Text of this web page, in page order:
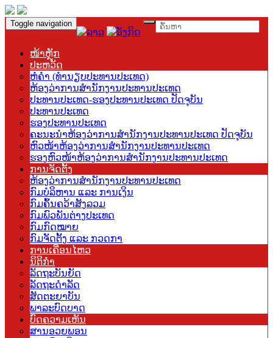
Toggle navigation
ໜ້າຫຼັກ
ປະຫວັດ
ຫໍຄຳ (ທຳນຽບປະທານປະເທດ)
ຫ້ອງວ່າການສຳນັກງານປະທານປະເທດ
ປະທານປະເທດ-ຮອງປະທານປະເທດ ປັດຈຸບັນ
ປະທານປະເທດ
ຮອງປະທານປະເທດ
ຄະນະນຳຫ້ອງວ່າການສຳນັກງານປະທານປະເທດ ປັດຈຸບັນ
ຫົວໜ້າຫ້ອງວ່າການສຳນັກງານປະທານປະເທດ
ຮອງຫົວໜ້າຫ້ອງວ່າການສຳນັກງານປະທານປະເທດ
ການຈັດຕັ້ງ
ຫ້ອງວ່າການສຳນັກງານປະທານປະເທດ
ກົມບໍລິຫານ ແລະ ການເງິນ
ກົມຄົ້ນຄວ້າສັງລວມ
ກົມພົວພັນຕ່າງປະເທດ
ກົມກົດໝາຍ
ກົມຈັດຕັ້ງ ແລະ ກວດກາ
ການເຄື່ອນໄຫວ
ນິຕິກຳ
ລັດຖະບັນຍັດ
ລັດຖະດຳລັດ
ສັດຕະຍາບັນ
ພາລະບົດບາດ
ບົດຄວາມເຫັນ
ສານອວຍພອນ